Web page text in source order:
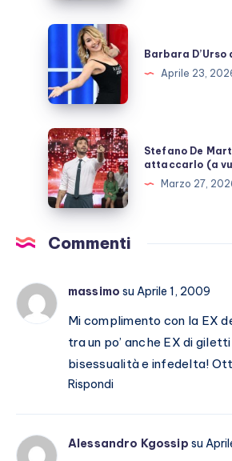
dopo
GFVip?
Barbara
D’Urso
denuncia
Mediaset
Barbara
Aprile 23,
Stefano
De
Martino
e
vizio
(a
vuoto)
Stefano De
attaccarlo (a
Marzo 27,
Commenti
massimo su Aprile 1, 2009
Mi complimento con la EX
tra un po’ anche EX di
bisessualità e infedelta!
Rispondi
Alessandro Kgossip su